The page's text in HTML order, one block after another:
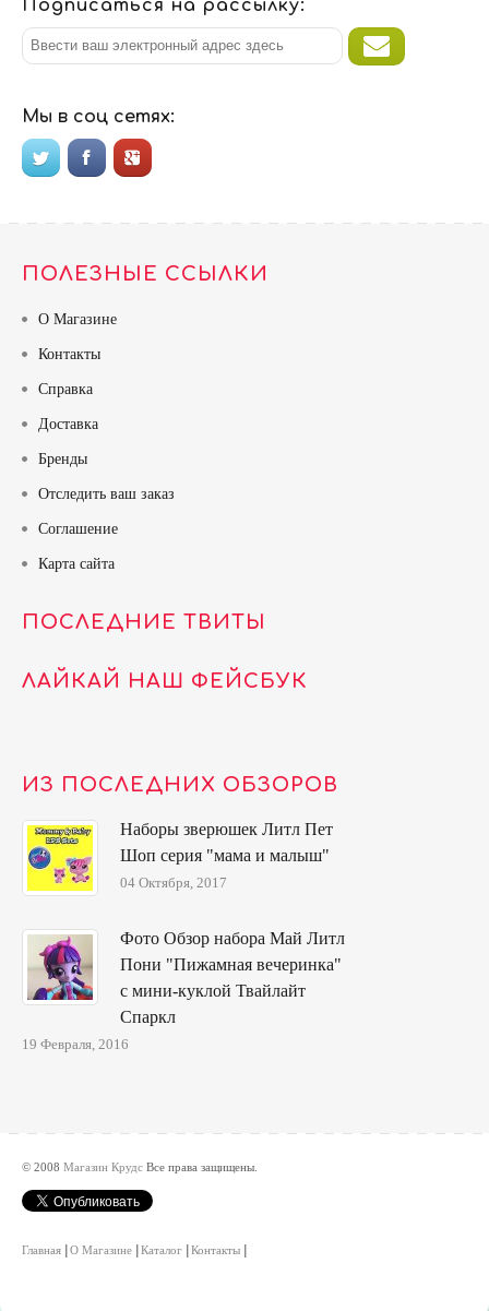
Подписаться на рассылку:
Мы в соц сетях:
ПОЛЕЗНЫЕ ССЫЛКИ
О Магазине
Контакты
Справка
Доставка
Бренды
Отследить ваш заказ
Соглашение
Карта сайта
ПОСЛЕДНИЕ ТВИТЫ
ЛАЙКАЙ НАШ ФЕЙСБУК
ИЗ ПОСЛЕДНИХ ОБЗОРОВ
Наборы зверюшек Литл Пет
Шоп серия "мама и малыш"
04 Октября, 2017
Фото Обзор набора Май Литл
Пони "Пижамная вечеринка"
с мини-куклой Твайлайт
Спаркл
19 Февраля, 2016
© 2008 Магазин Крудс Все права защищены.
Главная О Магазине Каталог Контакты